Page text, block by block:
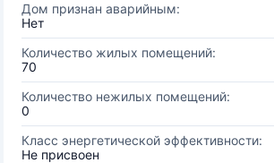
Дом признан аварийным:
Нет
Количество жилых помещений:
70
Количество нежилых помещений:
0
Класс энергетической эффективности:
Не присвоен